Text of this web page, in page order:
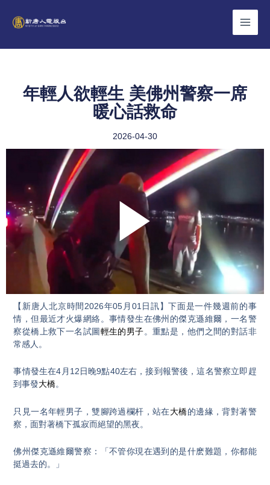
年輕人欲輕生 美佛州警察一席
暖心話救命
2026-04-30
Video
【新唐人北京時間2026年05月01日訊】下面是一件幾週前的事
情，但最近才火爆網絡。事情發生在佛州的傑克遜維爾，一名警
察從橋上救下一名試圖輕生的男子。重點是，他們之間的對話非
常感人。
事情發生在4月12日晚9點40左右，接到報警後，這名警察立即趕
到事發大橋。
只見一名年輕男子，雙腳跨過欄杆，站在大橋的邊緣，背對著警
察，面對著橋下孤寂而絕望的黑夜。
佛州傑克遜維爾警察：「不管你現在遇到的是什麽難題，你都能
挺過去的。」